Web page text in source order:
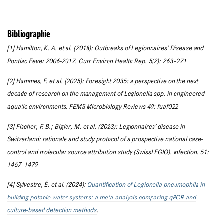
Bibliographie
[1] Hamilton, K. A. et al. (2018): Outbreaks of Legionnaires’ Disease and
Pontiac Fever 2006-2017. Curr Environ Health Rep. 5(2): 263–271
[2] Hammes, F. et al. (2025): Foresight 2035: a perspective on the next
decade of research on the management of Legionella spp. in engineered
aquatic environments. FEMS Microbiology Reviews 49: fuaf022
[3] Fischer, F. B.; Bigler, M. et al. (2023): Legionnaires’ disease in
Switzerland: rationale and study protocol of a prospective national case-
control and molecular source attribution study (SwissLEGIO). Infection. 51:
1467–1479
[4] Sylvestre, É. et al. (2024): Quantification of Legionella pneumophila in
building potable water systems: a meta-analysis comparing qPCR and
culture-based detection methods.